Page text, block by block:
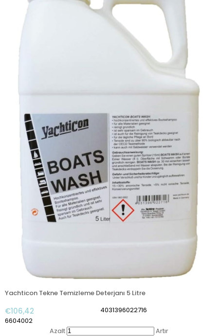
Yachticon Tekne Temizleme Deterjanı 5 Litre
€106,42
6604002
4031396022716
Azalt Artır